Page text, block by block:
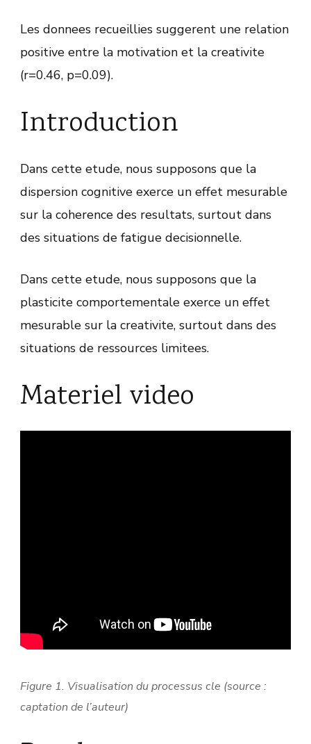
Les donnees recueillies suggerent une relation
positive entre la motivation et la creativite
(r=0.46, p=0.09).
Introduction
Dans cette etude, nous supposons que la
dispersion cognitive exerce un effet mesurable
sur la coherence des resultats, surtout dans
des situations de fatigue decisionnelle.
Dans cette etude, nous supposons que la
plasticite comportementale exerce un effet
mesurable sur la creativite, surtout dans des
situations de ressources limitees.
Materiel video
Figure 1. Visualisation du processus cle (source :
captation de l’auteur)